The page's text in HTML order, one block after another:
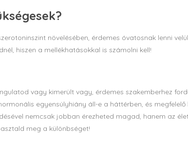
növelésében, érdemes óvatosnak lenni
hiszen a mellékhatásokkal is számolni kell!
vagy kimerült vagy, érdemes szakemberhez
egyensúlyhiány áll-e a háttérben, és megfelelő
nemcsak jobban érezheted magad, hanem az
meg a különbséget!